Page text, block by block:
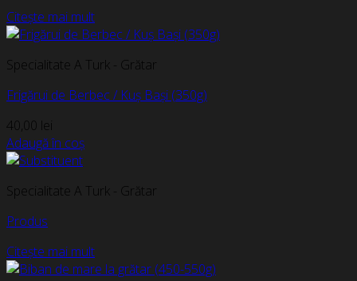
Citește mai mult
Specialitate A Turk - Grătar
Frigărui de Berbec / Kuș Bași (350g)
40,00 lei
Adaugă în coș
Specialitate A Turk - Grătar
Produs
Citește mai mult